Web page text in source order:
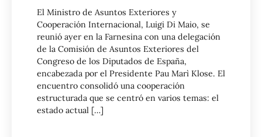
El Ministro de Asuntos Exteriores y
Cooperación Internacional, Luigi Di Maio, se
reunió ayer en la Farnesina con una delegación
de la Comisión de Asuntos Exteriores del
Congreso de los Diputados de España,
encabezada por el Presidente Pau Marì Klose. El
encuentro consolidó una cooperación
estructurada que se centró en varios temas: el
estado actual […]